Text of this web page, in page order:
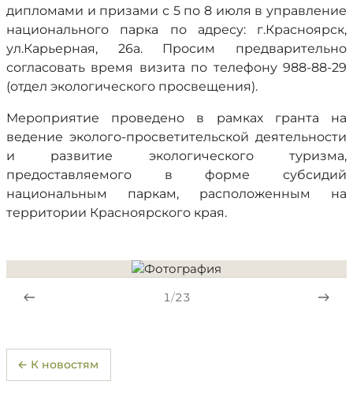
дипломами и призами с 5 по 8 июля в управление
национального парка по адресу: г.Красноярск,
ул.Карьерная, 26а. Просим предварительно
согласовать время визита по телефону 988-88-29
(отдел экологического просвещения).
Мероприятие проведено в рамках гранта на
ведение эколого-просветительской деятельности
и развитие экологического туризма,
предоставляемого в форме субсидий
национальным паркам, расположенным на
территории Красноярского края.
1/23
← К новостям